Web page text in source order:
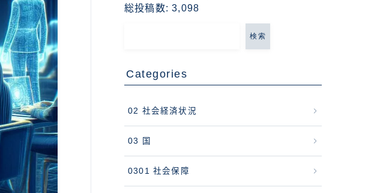
総投稿数:3,098
検索
Categories
02 社会経済状況
03 国
0301 社会保障